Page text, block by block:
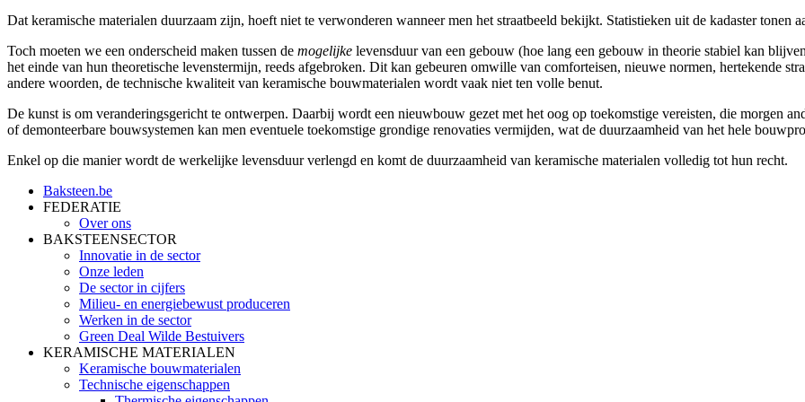
Dat keramische materialen duurzaam zijn, hoeft niet te verwonderen wanneer men het straatbeeld bekijkt. Statistieken uit de kadaster tonen
Toch moeten we een onderscheid maken tussen de mogelijke levensduur van een gebouw (hoe lang een gebouw in theorie stabiel kan
het einde van hun theoretische levenstermijn, reeds afgebroken. Dit kan gebeuren omwille van comforteisen, nieuwe normen, hertekende
andere woorden, de technische kwaliteit van keramische bouwmaterialen wordt vaak niet ten volle benut.
De kunst is om veranderingsgericht te ontwerpen. Daarbij wordt een nieuwbouw gezet met het oog op toekomstige vereisten, die morgen
of demonteerbare bouwsystemen kan men eventuele toekomstige grondige renovaties vermijden, wat de duurzaamheid van het hele
Enkel op die manier wordt de werkelijke levensduur verlengd en komt de duurzaamheid van keramische materialen volledig tot hun recht.
Baksteen.be
FEDERATIE
Over ons
BAKSTEENSECTOR
Innovatie in de sector
Onze leden
De sector in cijfers
Milieu- en energiebewust produceren
Werken in de sector
Green Deal Wilde Bestuivers
KERAMISCHE MATERIALEN
Keramische bouwmaterialen
Technische eigenschappen